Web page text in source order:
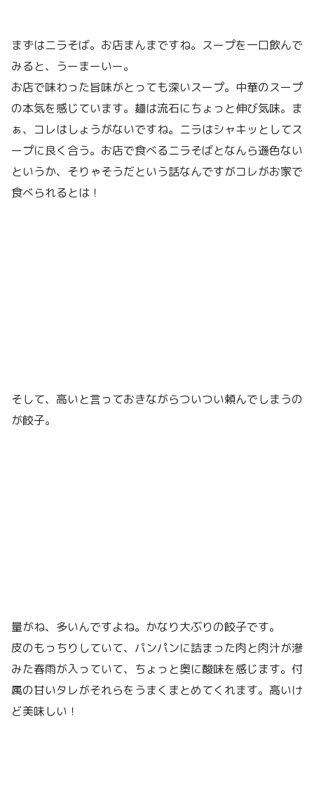
まずはニラそば。お店まんまですね。スープを一口飲んで
みると、うーまーいー。
お店で味わった旨味がとっても深いスープ。中華のスープ
の本気を感じています。麺は流石にちょっと伸び気味。ま
ぁ、コレはしょうがないですね。ニラはシャキッとしてス
ープに良く合う。お店で食べるニラそばとなんら遜色ない
というか、そりゃそうだという話なんですがコレがお家で
食べられるとは！
そして、高いと言っておきながらついつい頼んでしまうの
が餃子。
量がね、多いんですよね。かなり大ぶりの餃子です。
皮のもっちりしていて、パンパンに詰まった肉と肉汁が滲
みた春雨が入っていて、ちょっと奥に酸味を感じます。付
属の甘いタレがそれらをうまくまとめてくれます。高いけ
ど美味しい！